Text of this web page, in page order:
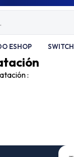
ESHOP SWITCH
: